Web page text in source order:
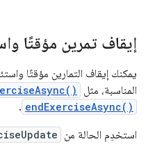
إيقاف تمرين مؤقتًا
يمكنك إيقاف التمارين مؤقتًا
المناسبة، مثل
endExerciseAsync()
.
استخدِم الحالة من